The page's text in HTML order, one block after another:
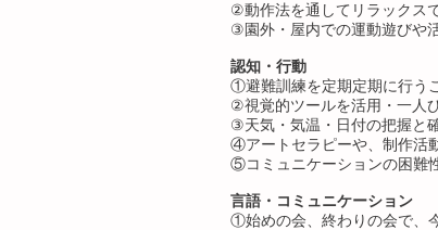
②動作法を通してリラックス
③園外・屋内での運動遊びや
認知・行動
①避難訓練を定期定期に行う
②視覚的ツールを活用・一人
③天気・気温・日付の把握と
④アートセラピーや、制作活
⑤コミュニケーションの困難
言語・コミュニケーション
①始めの会、終わりの会で、